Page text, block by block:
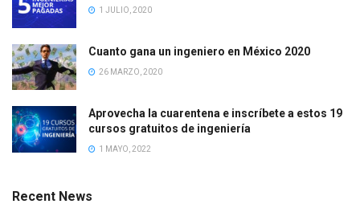
1 JULIO, 2020
Cuanto gana un ingeniero en México 2020
26 MARZO, 2020
Aprovecha la cuarentena e inscríbete a estos 19
cursos gratuitos de ingeniería
1 MAYO, 2022
Recent News